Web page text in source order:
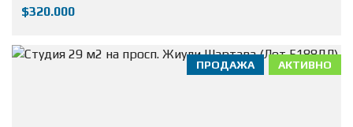
$320.000
АКТИВНО
ПРОДАЖА